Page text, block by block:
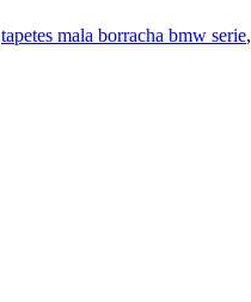
tapetes mala borracha bmw serie,